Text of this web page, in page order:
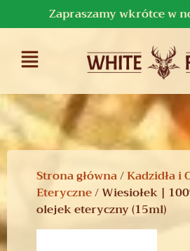
Zapraszamy wkrótce w
Strona główna/Kadzidła i
Eteryczne/ Wiesiołek |
olejek eteryczny (15ml)